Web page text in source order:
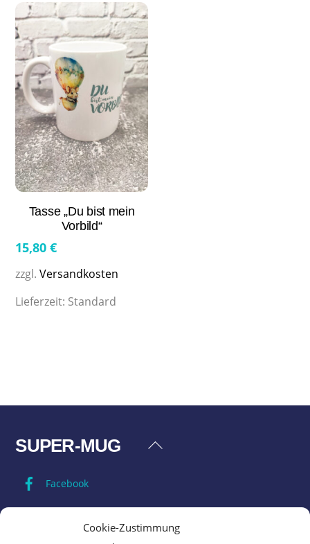
Cookie-Zustimmung
Tasse „Du bist mein
Vorbild“
15,80€
zzgl.Versandkosten
Lieferzeit: Standard
Back
SUPER-MUG
Facebook